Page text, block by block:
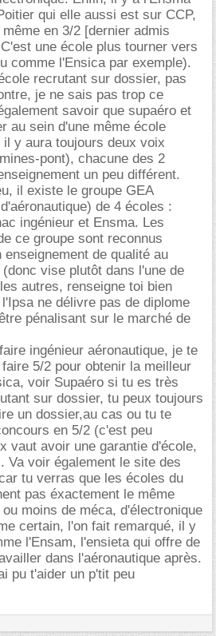
qui elle aussi est sur CCP,
en 3/2 [dernier admis
une école plus tourner vers
comme l'Ensica par exemple).
recrutant sur dossier, pas
je ne sais pas trop ce
savoir que supaéro et
au sein d'une même école
y aura toujours deux voix
pont), chacune des 2
un peu différent.
il existe le groupe GEA
de 4 écoles :
ingénieur et Ensma. Les
ce groupe sont reconnus
de qualité au
vise plutôt dans l'une de
autres, renseigne toi bien
ne délivre pas de diplome
pénalisant sur le marché de
ingénieur aéronautique, je te
5/2 pour obtenir la meilleur
voir Supaéro si tu es très
sur dossier, tu peux toujours
un dossier,au cas ou tu te
en 5/2 (c'est peu
vaut avoir une garantie d'école,
Va voir également le site des
tu verras que les écoles du
pas éxactement le même
moins de méca, d'électronique
certain, l'on fait remarqué, il y
l'Ensam, l'ensieta qui offre de
dans l'aéronautique après.
pu t'aider un p'tit peu